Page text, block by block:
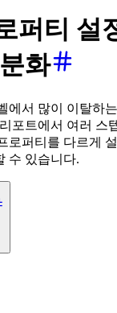
퍼티 설
화
에서 많이 이탈하
포트에서 여러 스
로퍼티를 다르게
수 있습니다.